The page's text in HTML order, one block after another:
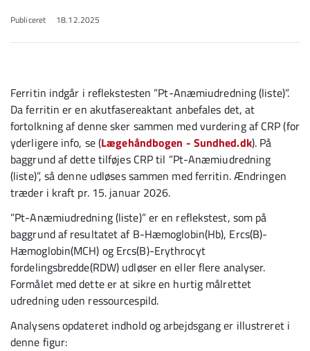
Publiceret 18.12.2025
Ferritin indgår i reflekstesten ”Pt-Anæmiudredning (liste)”.
Da ferritin er en akutfasereaktant anbefales det, at
fortolkning af denne sker sammen med vurdering af CRP (for
yderligere info, se (Lægehåndbogen - Sundhed.dk). På
baggrund af dette tilføjes CRP til ”Pt-Anæmiudredning
(liste)”, så denne udløses sammen med ferritin. Ændringen
træder i kraft pr. 15. januar 2026.
”Pt-Anæmiudredning (liste)” er en reflekstest, som på
baggrund af resultatet af B-Hæmoglobin(Hb), Ercs(B)-
Hæmoglobin(MCH) og Ercs(B)-Erythrocyt
fordelingsbredde(RDW) udløser en eller flere analyser.
Formålet med dette er at sikre en hurtig målrettet
udredning uden ressourcespild.
Analysens opdateret indhold og arbejdsgang er illustreret i
denne figur: